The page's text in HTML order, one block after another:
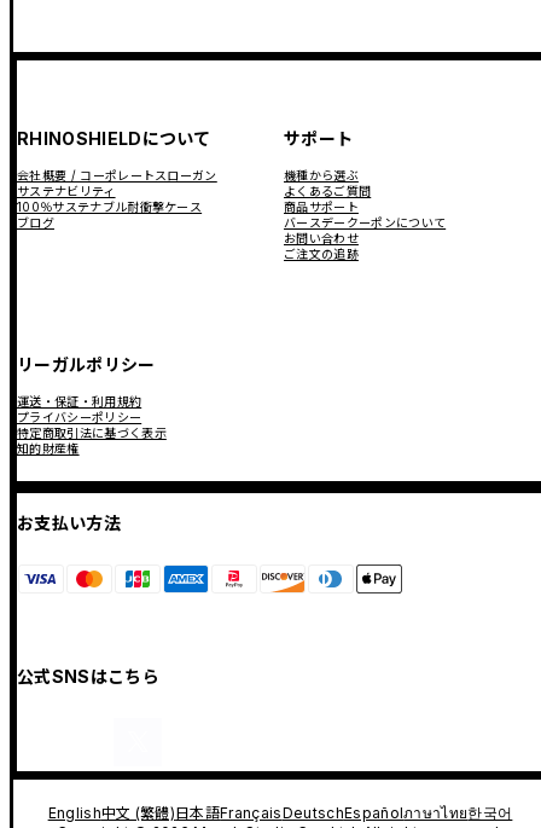
RHINOSHIELDについて
会社概要 / コーポレートスローガン
サステナビリティ
100％サステナブル耐衝撃ケース
ブログ
サポート
機種から選ぶ
よくあるご質問
商品サポート
バースデークーポンについて
お問い合わせ
ご注文の追跡
リーガルポリシー
運送・保証・利用規約
プライバシーポリシー
特定商取引法に基づく表示
知的財産権
お支払い方法
公式SNSはこちら
English中文 (繁體)日本語FrançaisDeutschEspañolภาษาไทย한국어